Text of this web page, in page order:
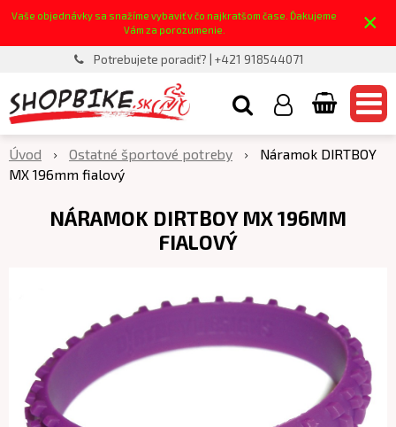
Vaše objednávky sa snažíme vybaviť v čo najkratšom čase. Ďakujeme
Vám za porozumenie.
×
Potrebujete poradiť? | +421 918544071
Úvod Ostatné športové potreby
Náramok DIRTBOY
MX 196mm fialový
NÁRAMOK DIRTBOY MX 196MM
FIALOVÝ